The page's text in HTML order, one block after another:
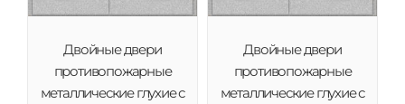
Двойные двери
противопожарные
металлические глухие с
Двойные двери
противопожарные
металлические глухие с